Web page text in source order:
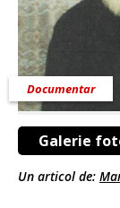
Galerie
Documentar
Un articol de: